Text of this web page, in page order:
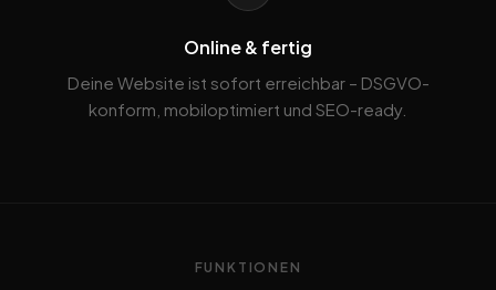
Online & fertig
Deine Website ist sofort erreichbar – DSGVO-
konform, mobiloptimiert und SEO-ready.
FUNKTIONEN